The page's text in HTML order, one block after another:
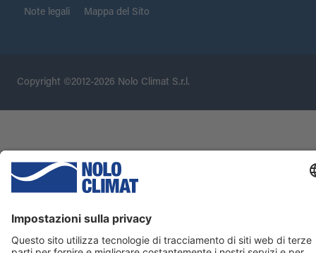
Note legali Mappa del Sito
Copyright ©2012-2026 Nolo Climat S.r.l.